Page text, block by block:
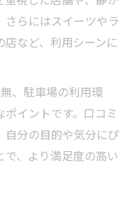
らにはスイーツやラ
など、利用シーンに
、駐車場の利用環
イントです。口コミ
自分の目的や気分にぴ
、より満足度の高い